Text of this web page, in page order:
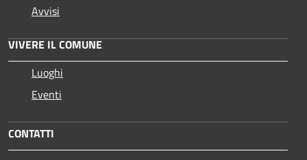
Avvisi
VIVERE IL COMUNE
Luoghi
Eventi
CONTATTI